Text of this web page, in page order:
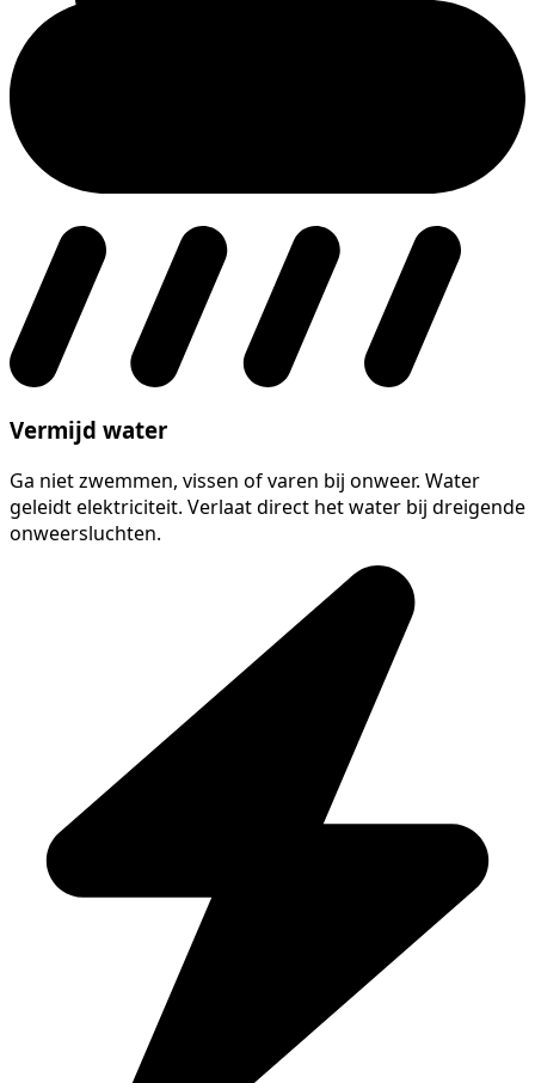
Vermijd water
Ga niet zwemmen, vissen of varen bij onweer. Water
geleidt elektriciteit. Verlaat direct het water bij dreigende
onweersluchten.